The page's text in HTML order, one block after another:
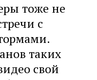
тоже не
с
таких
свой